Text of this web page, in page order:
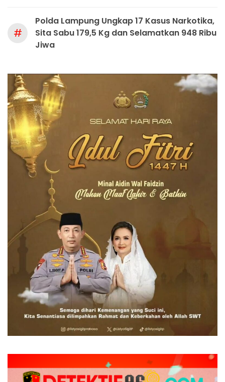
#
Polda Lampung Ungkap 17 Kasus Narkotika,
Sita Sabu 179,5 Kg dan Selamatkan 948 Ribu
Jiwa